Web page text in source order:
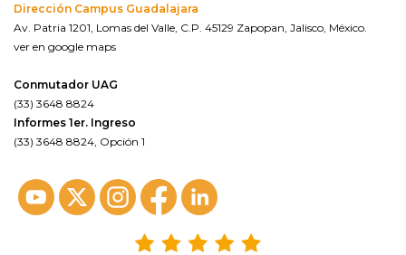
Dirección Campus Guadalajara
Av. Patria 1201, Lomas del Valle, C.P. 45129 Zapopan, Jalisco, México.
ver en google maps
Conmutador UAG
(33) 3648 8824
Informes 1er. Ingreso
(33) 3648 8824, Opción 1